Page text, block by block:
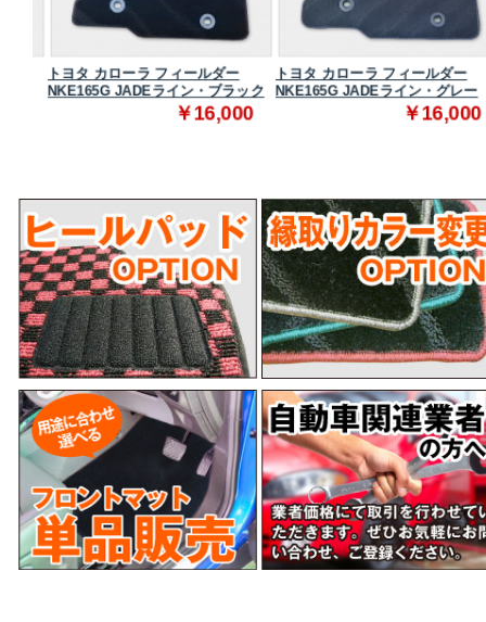
トヨタ カローラ フィールダー
NKE165G JADEライン・ブラック
￥16,000
トヨタ カローラ フィールダー
NKE165G JADEライン・グレー
￥16,000